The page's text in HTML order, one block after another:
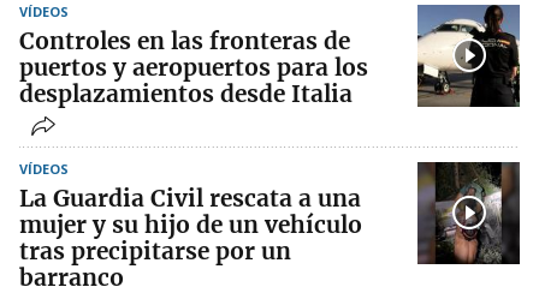
VÍDEOS
Controles en las fronteras de
puertos y aeropuertos para los
desplazamientos desde Italia
VÍDEOS
La Guardia Civil rescata a una
mujer y su hijo de un vehículo
tras precipitarse por un
barranco